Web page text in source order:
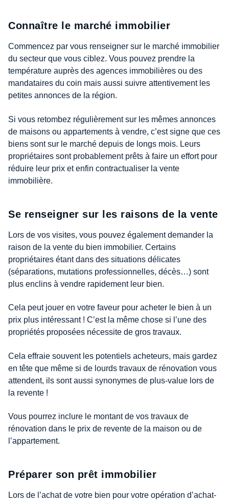
Connaître le marché immobilier
Commencez par vous renseigner sur le marché immobilier
du secteur que vous ciblez. Vous pouvez prendre la
température auprès des agences immobilières ou des
mandataires du coin mais aussi suivre attentivement les
petites annonces de la région.
Si vous retombez régulièrement sur les mêmes annonces
de maisons ou appartements à vendre, c’est signe que ces
biens sont sur le marché depuis de longs mois. Leurs
propriétaires sont probablement prêts à faire un effort pour
réduire leur prix et enfin contractualiser la vente
immobilière.
Se renseigner sur les raisons de la vente
Lors de vos visites, vous pouvez également demander la
raison de la vente du bien immobilier. Certains
propriétaires étant dans des situations délicates
(séparations, mutations professionnelles, décès…) sont
plus enclins à vendre rapidement leur bien.
Cela peut jouer en votre faveur pour acheter le bien à un
prix plus intéressant ! C’est la même chose si l’une des
propriétés proposées nécessite de gros travaux.
Cela effraie souvent les potentiels acheteurs, mais gardez
en tête que même si de lourds travaux de rénovation vous
attendent, ils sont aussi synonymes de plus-value lors de
la revente !
Vous pourrez inclure le montant de vos travaux de
rénovation dans le prix de revente de la maison ou de
l’appartement.
Préparer son prêt immobilier
Lors de l’achat de votre bien pour votre opération d’achat-